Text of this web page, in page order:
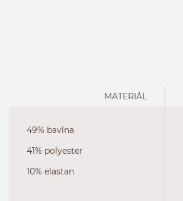
MATERIÁL
49% bavlna
41% polyester
10% elastan